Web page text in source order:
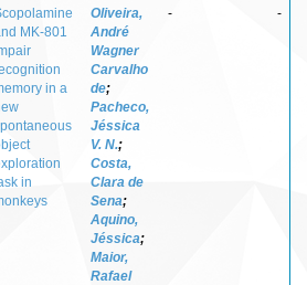
MK-801
in a
in
Oliveira,
André
Wagner
Carvalho
de;
Pacheco,
Jéssica
V. N.;
Costa,
Clara de
Sena;
Aquino,
Jéssica;
Maior,
Rafael
- -